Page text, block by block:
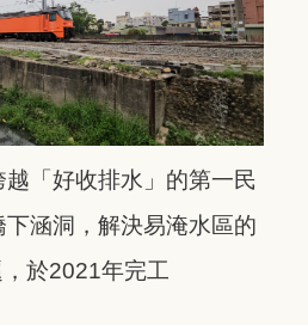
「好收排水」的第一民
涵洞，解決易淹水區的
於2021年完工